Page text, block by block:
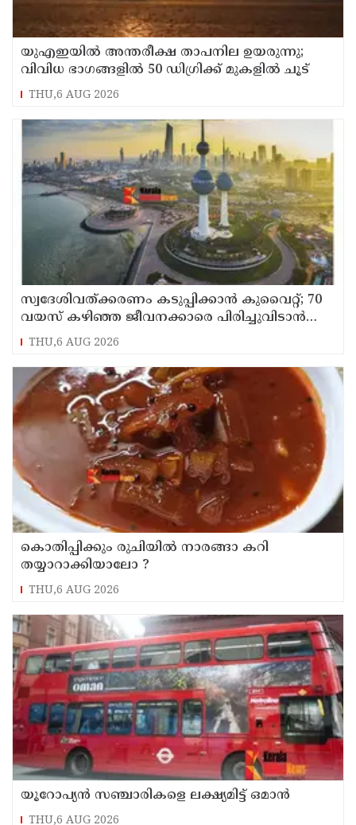
യുഎഇയില്‍ അന്തരീക്ഷ താപനില ഉയരുന്നു;
വിവിധ ഭാഗങ്ങളില്‍ 50 ഡിഗ്രിക്ക് മുകളില്‍ ചൂട്
THU,6 AUG 2026
സ്വദേശിവത്ക്കരണം കടുപ്പിക്കാന്‍ കുവൈറ്റ്; 70
വയസ് കഴിഞ്ഞ ജീവനക്കാരെ പിരിച്ചുവിടാന്‍
തീരുമാനം
THU,6 AUG 2026
കൊതിപ്പിക്കും രുചിയിൽ നാരങ്ങാ കറി
തയ്യാറാക്കിയാലോ ?
THU,6 AUG 2026
യൂറോപ്യന്‍ സഞ്ചാരികളെ ലക്ഷ്യമിട്ട് ഒമാന്‍
THU,6 AUG 2026